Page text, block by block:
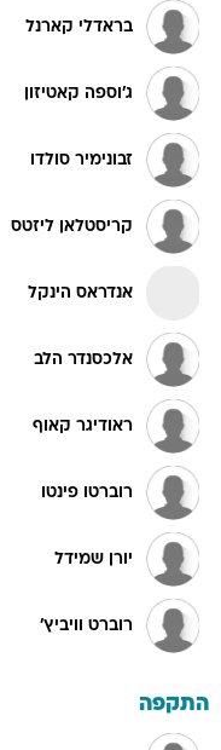
בראדלי קארנל
ג'וספה קאטיזון
זבונימיר סולדו
קריסטלאן ליזטס
אנדראס הינקל
אלכסנדר הלב
ראודיגר קאוף
רוברטו פינטו
יורן שמידל
רוברט וויביץ'
התקפה